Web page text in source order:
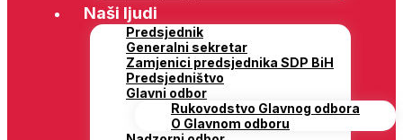
Naši ljudi
Predsjednik
Generalni sekretar
Zamjenici predsjednika SDP BiH
Predsjedništvo
Glavni odbor
Rukovodstvo Glavnog odbora
O Glavnom odboru